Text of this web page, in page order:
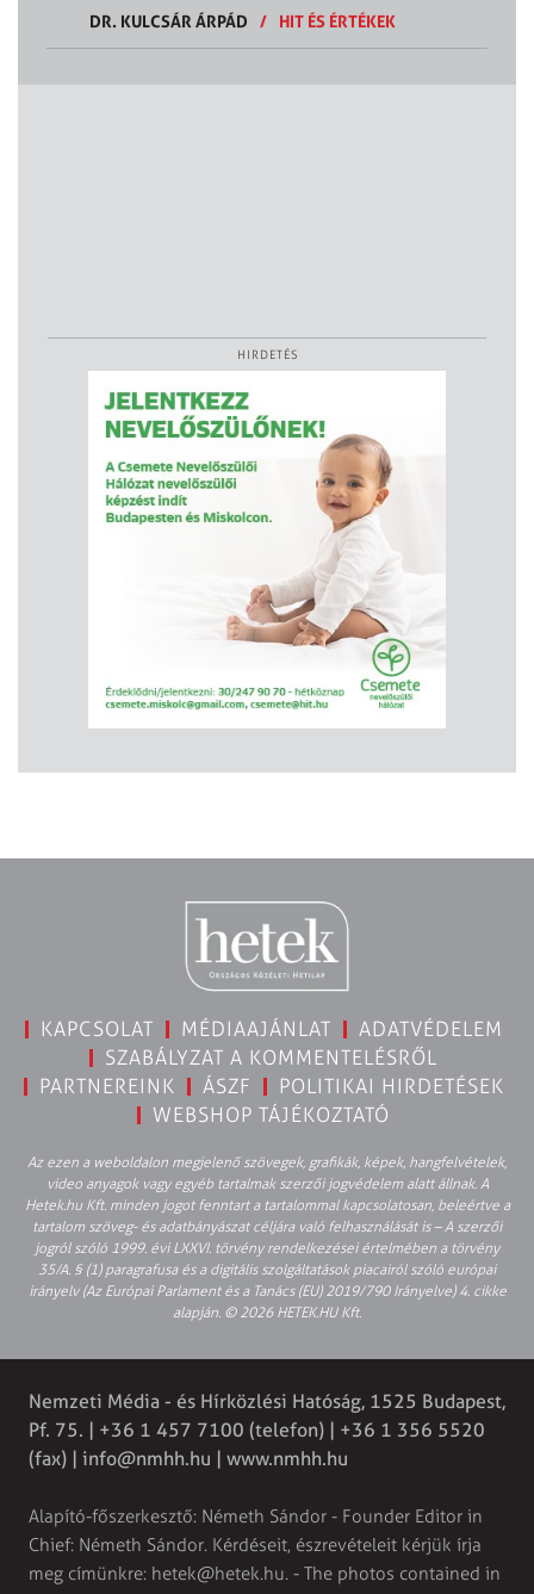
DR. KULCSÁR ÁRPÁD
/ HIT ÉS ÉRTÉKEK
HIRDETÉS
KAPCSOLAT MÉDIAAJÁNLAT
ADATVÉDELEM
SZABÁLYZAT A KOMMENTELÉSRŐL
PARTNEREINK
ÁSZF
POLITIKAI HIRDETÉSEK
WEBSHOP TÁJÉKOZTATÓ
Az ezen a weboldalon megjelenő szövegek, grafikák, képek, hangfelvételek,
video anyagok vagy egyéb tartalmak szerzői jogvédelem alatt állnak. A
Hetek.hu Kft. minden jogot fenntart a tartalommal kapcsolatosan, beleértve a
tartalom szöveg- és adatbányászat céljára való felhasználását is – A szerzői
jogról szóló 1999. évi LXXVI. törvény rendelkezései értelmében a törvény
35/A. § (1) paragrafusa és a digitális szolgáltatások piacairól szóló európai
irányelv (Az Európai Parlament és a Tanács (EU) 2019/790 Irányelve) 4. cikke
alapján. © 2026 HETEK.HU Kft.
Nemzeti Média - és Hírközlési Hatóság, 1525 Budapest,
Pf. 75. | +36 1 457 7100 (telefon) | +36 1 356 5520
(fax) | info@nmhh.hu | www.nmhh.hu
Alapító-főszerkesztő: Németh Sándor - Founder Editor in
Chief: Németh Sándor. Kérdéseit, észrevételeit kérjük írja
meg címünkre: hetek@hetek.hu. - The photos contained in